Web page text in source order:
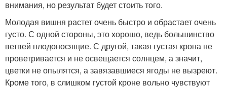
внимания, но результат будет стоить того.
Молодая вишня растет очень быстро и обрастает очень
густо. С одной стороны, это хорошо, ведь большинство
ветвей плодоносящие. С другой, такая густая крона не
проветривается и не освещается солнцем, а значит,
цветки не опылятся, а завязавшиеся ягоды не вызреют.
Кроме того, в слишком густой кроне вольно чувствуют